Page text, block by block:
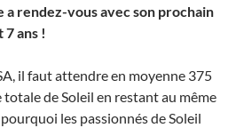
a rendez-vous avec son prochain
ans !
il faut attendre en moyenne 375
de Soleil en restant au même
les passionnés de Soleil